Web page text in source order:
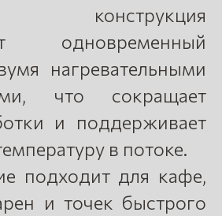
конструкция
одновременный
нагревательными
что сокращает
и поддерживает
в потоке.
подходит для кафе,
и точек быстрого